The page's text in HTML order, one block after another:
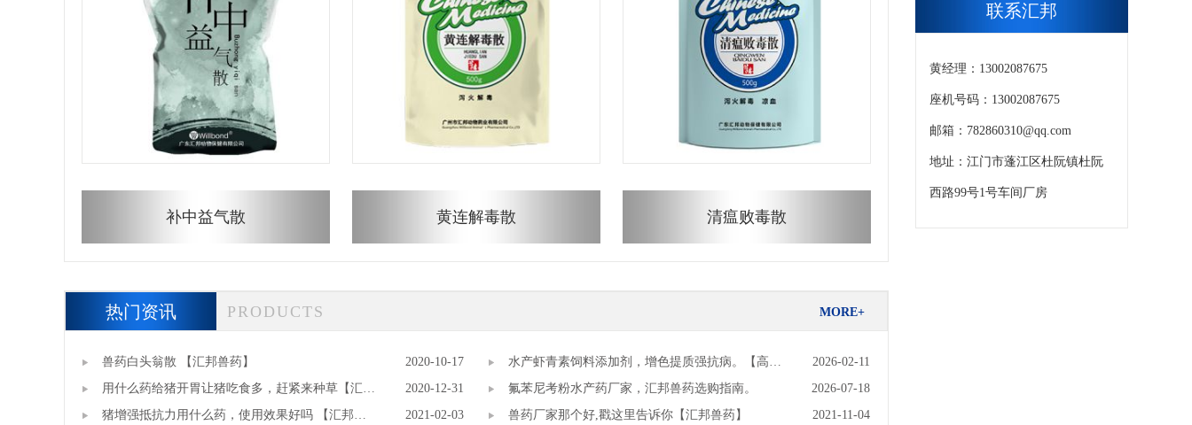
补中益气散 黄连解毒散 清瘟败毒散
热门资讯 PRODUCTS MORE+
兽药白头翁散 【汇邦兽药】 2020-10-17
水产虾青素饲料添加剂，增色提质强抗病。【高邦
饲料添加剂厂家】
2026-02-11
用什么药给猪开胃让猪吃食多，赶紧来种草【汇邦
兽药】
2020-12-31 氟苯尼考粉水产药厂家，汇邦兽药选购指南。
2026-07-18
猪增强抵抗力用什么药，使用效果好吗 【汇邦兽
2021-02-03 兽药厂家那个好,戳这里告诉你【汇邦兽药】 2021-11-04
联系汇邦
黄经理：13002087675
座机号码：13002087675
邮箱：782860310@qq.com
地址：江门市蓬江区杜阮镇杜阮
西路99号1号车间厂房